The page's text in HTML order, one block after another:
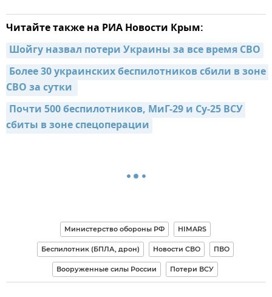
Читайте также на РИА Новости Крым:
Шойгу назвал потери Украины за все время СВО
Более 30 украинских беспилотников сбили в зоне
СВО за сутки
Почти 500 беспилотников, МиГ-29 и Су-25 ВСУ
сбиты в зоне спецоперации
Министерство обороны РФ HIMARS
Беспилотник (БПЛА, дрон) Новости СВО ПВО
Вооруженные силы России Потери ВСУ